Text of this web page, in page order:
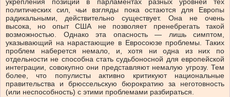
укрепления позиций в парламентах разных уровней тех
политических сил, чьи взгляды пока остаются для Европы
радикальными, действительно существует. Она не очень
высока, но опыт США не позволяет пренебрегать такой
возможностью. Однако эта опасность — лишь симптом,
указывающий на нарастающие в Евросоюзе проблемы. Таких
проблем наберется немало, и, хотя ни одна из них по
отдельности не способна стать судьбоносной для европейской
интеграции, совокупно они представляют немалую угрозу. Тем
более, что популисты активно критикуют национальные
правительства и брюссельскую бюрократию за неготовность
(или неспособность) с этими проблемами разбираться.